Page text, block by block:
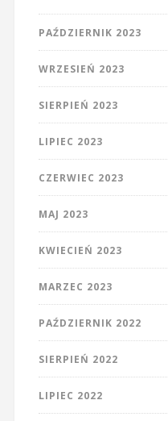
PAŹDZIERNIK 2023
WRZESIEŃ 2023
SIERPIEŃ 2023
LIPIEC 2023
CZERWIEC 2023
MAJ 2023
KWIECIEŃ 2023
MARZEC 2023
PAŹDZIERNIK 2022
SIERPIEŃ 2022
LIPIEC 2022